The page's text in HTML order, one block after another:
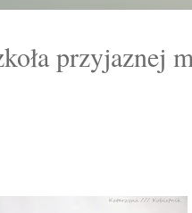
przyjaznej